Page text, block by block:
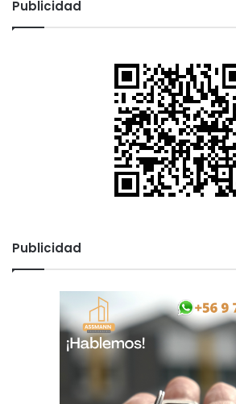
Publicidad
Publicidad